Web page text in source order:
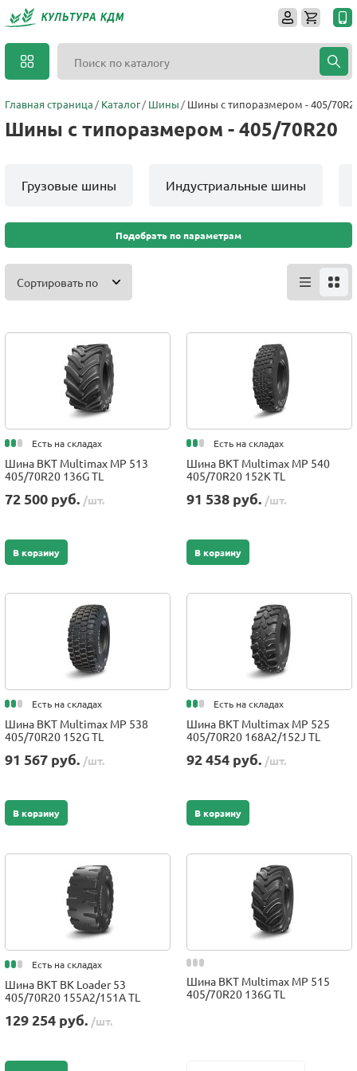
Главная страница Каталог Шины Шины с типоразмером - 405/
Шины с типоразмером - 405/70R20
Грузовые шины Индустриальные шины
Подобрать по параметрам
Сортировать по
Есть на складах
Шина BKT Multimax MP 513
405/70R20 136G TL
72 500 руб. /шт.
В корзину
Есть на складах
Шина BKT Multimax MP 540
405/70R20 152K TL
91 538 руб. /шт.
В корзину
Есть на складах
Шина BKT Multimax MP 538
405/70R20 152G TL
91 567 руб. /шт.
В корзину
Есть на складах
Шина BKT Multimax MP 525
405/70R20 168A2/152J TL
92 454 руб. /шт.
В корзину
Есть на складах
Шина BKT BK Loader 53
405/70R20 155A2/151A TL
129 254 руб. /шт.
Шина BKT Multimax MP 515
405/70R20 136G TL